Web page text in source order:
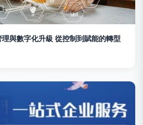
與數字化升級 從控制到賦能的轉型